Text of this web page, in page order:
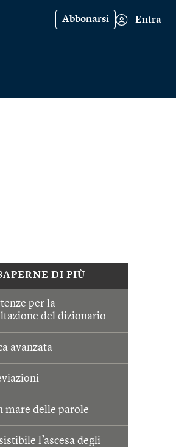
Abbonarsi Entra
DI PIÙ
per la
del dizionario
avanzata
mare delle parole
l’ascesa degli